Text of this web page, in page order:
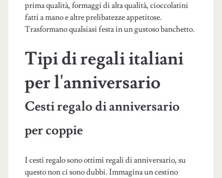
prima qualità, formaggi di alta qualità, cioccolatini
fatti a mano e altre prelibatezze appetitose.
Trasformano qualsiasi festa in un gustoso banchetto.
Tipi di regali italiani
per l'anniversario
Cesti regalo di anniversario
per coppie
I cesti regalo sono ottimi regali di anniversario, su
questo non ci sono dubbi. Immagina un cestino